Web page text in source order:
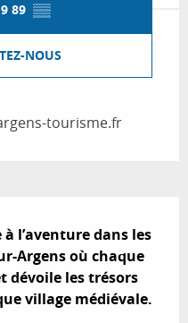
89 ▒▒
NOUS
tourisme.fr
l’aventure dans les
Argens où chaque
dévoile les trésors
village médiévale.